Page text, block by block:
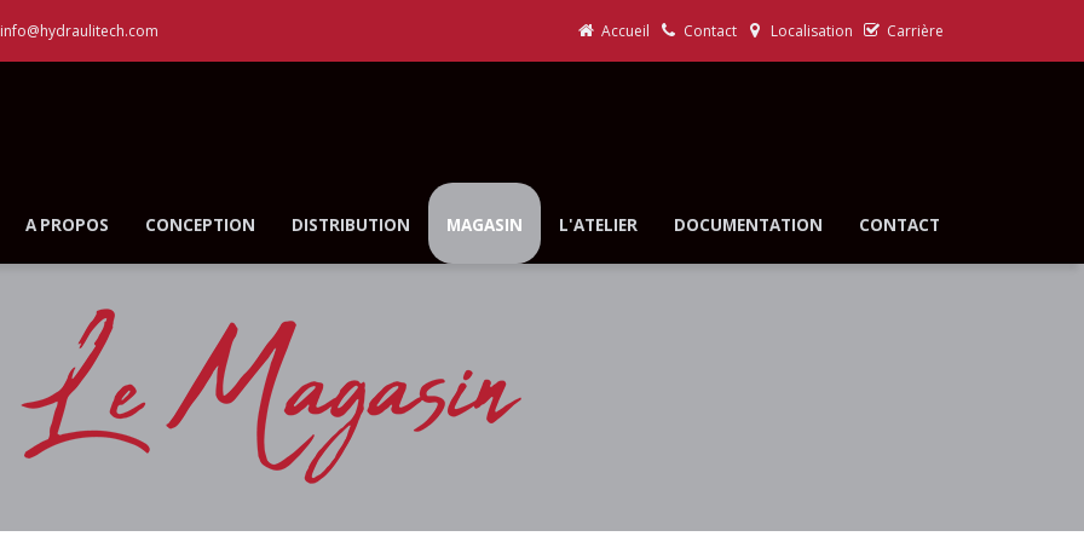
info@hydraulitech.com Accueil Contact Localisation Carrière
A PROPOS CONCEPTION DISTRIBUTION MAGASIN L'ATELIER DOCUMENTATION CONTACT